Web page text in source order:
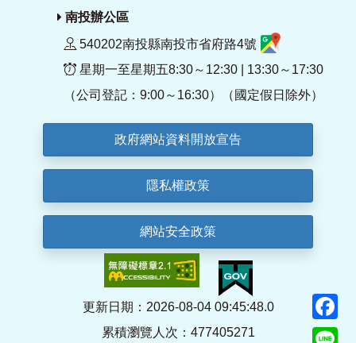
南投辦公區
540202南投縣南投市省府路4號
星期一至星期五8:30～12:30 | 13:30～17:30
（公司登記：9:00～16:30）（國定假日除外）
政府網站資料開放宣告
隱私權政策
網站安全政策
更新日期：2026-08-04 09:45:48.0
累積瀏覽人次：477405271